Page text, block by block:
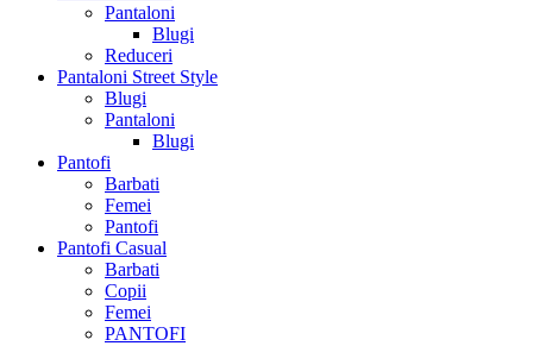
Pantaloni
Blugi
Reduceri
Pantaloni Street Style
Blugi
Pantaloni
Blugi
Pantofi
Barbati
Femei
Pantofi
Pantofi Casual
Barbati
Copii
Femei
PANTOFI